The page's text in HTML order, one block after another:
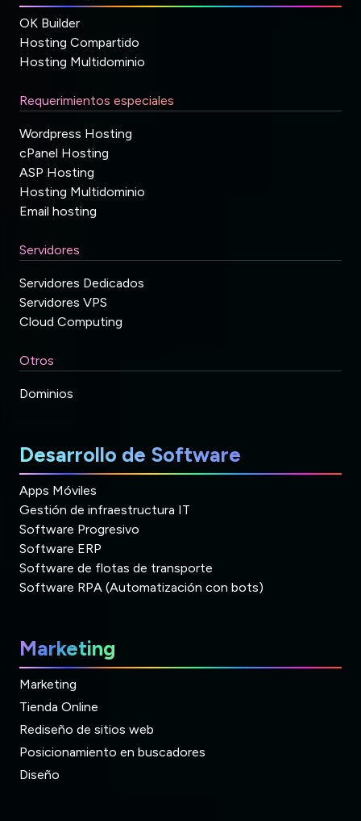
OK Builder
Hosting Compartido
Hosting Multidominio
Requerimientos especiales
Wordpress Hosting
cPanel Hosting
ASP Hosting
Hosting Multidominio
Email hosting
Servidores
Servidores Dedicados
Servidores VPS
Cloud Computing
Otros
Dominios
Desarrollo de Software
Apps Móviles
Gestión de infraestructura IT
Software Progresivo
Software ERP
Software de flotas de transporte
Software RPA (Automatización con bots)
Marketing
Marketing
Tienda Online
Rediseño de sitios web
Posicionamiento en buscadores
Diseño